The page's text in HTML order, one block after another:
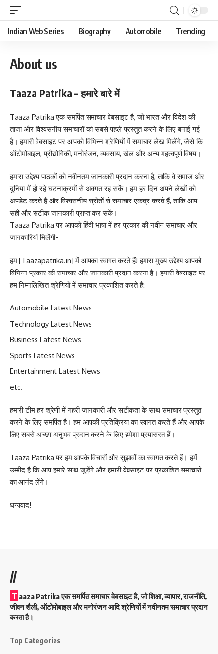
Indian Web Series Biography Automobile Trending
About us
Taaza Patrika – हमारे बारे में
Taaza Patrika एक समर्पित समाचार वेबसाइट है, जो भारत और विदेश की
ताजा और विश्वसनीय समाचारों को सबसे पहले प्रस्तुत करने के लिए बनाई गई
है। हमारी वेबसाइट पर आपको विभिन्न श्रेणियों में समाचार लेख मिलेंगे, जैसे कि
ऑटोमोबाइल, प्रौद्योगिकी, मनोरंजन, व्यवसाय, खेल और अन्य महत्वपूर्ण विषय।
हमारा उद्देश्य पाठकों को नवीनतम जानकारी प्रदान करना है, ताकि वे समाज और
दुनिया में हो रहे घटनाक्रमों से अवगत रह सकें। हम हर दिन अपने लेखों को
अपडेट करते हैं और विश्वसनीय स्रोतों से समाचार एकत्र करते हैं, ताकि आप
सही और सटीक जानकारी प्राप्त कर सकें।
Taaza Patrika पर आपको हिंदी भाषा में हर प्रकार की नवीन समाचार और
जानकारियां मिलेंगी-
हम [Taazapatrika.in] में आपका स्वागत करते हैं! हमारा मुख्य उद्देश्य आपको
विभिन्न प्रकार की समाचार और जानकारी प्रदान करना है। हमारी वेबसाइट पर
हम निम्नलिखित श्रेणियों में समाचार प्रकाशित करते हैं:
Automobile Latest News
Technology Latest News
Business Latest News
Sports Latest News
Entertainment Latest News
etc.
हमारी टीम हर श्रेणी में गहरी जानकारी और सटीकता के साथ समाचार प्रस्तुत
करने के लिए समर्पित है। हम आपकी प्रतिक्रिया का स्वागत करते हैं और आपके
लिए सबसे अच्छा अनुभव प्रदान करने के लिए हमेशा प्रयासरत हैं।
Taaza Patrika पर हम आपके विचारों और सुझावों का स्वागत करते हैं। हमें
उम्मीद है कि आप हमारे साथ जुड़ेंगे और हमारी वेबसाइट पर प्रकाशित समाचारों
का आनंद लेंगे।
धन्यवाद!
//
T aaza Patrika एक समर्पित समाचार वेबसाइट है, जो शिक्षा, व्यापार, राजनीति,
जीवन शैली, ऑटोमोबाइल और मनोरंजन आदि श्रेणियों में नवीनतम समाचार प्रदान
करता है।
Top Categories